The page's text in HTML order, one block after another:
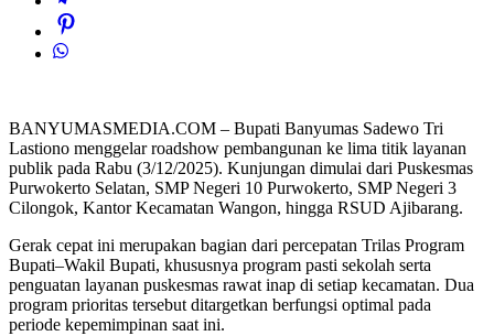
BANYUMASMEDIA.COM – Bupati Banyumas Sadewo Tri
Lastiono menggelar roadshow pembangunan ke lima titik layanan
publik pada Rabu (3/12/2025). Kunjungan dimulai dari Puskesmas
Purwokerto Selatan, SMP Negeri 10 Purwokerto, SMP Negeri 3
Cilongok, Kantor Kecamatan Wangon, hingga RSUD Ajibarang.
Gerak cepat ini merupakan bagian dari percepatan Trilas Program
Bupati–Wakil Bupati, khususnya program pasti sekolah serta
penguatan layanan puskesmas rawat inap di setiap kecamatan. Dua
program prioritas tersebut ditargetkan berfungsi optimal pada
periode kepemimpinan saat ini.